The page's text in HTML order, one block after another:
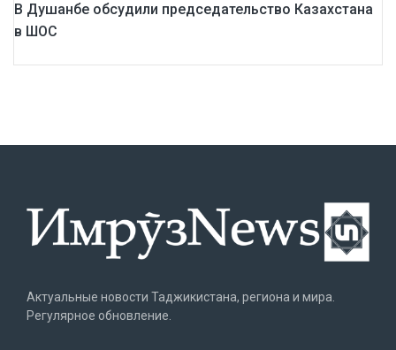
В Душанбе обсудили председательство Казахстана
в ШОС
Актуальные новости Таджикистана, региона и мира.
Регулярное обновление.